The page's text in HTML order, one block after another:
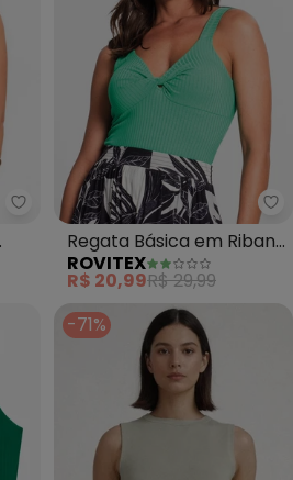
Rovitex - Regata Feminina em
Regata Básica em Ribana
Canelada (Verde)
ROVITEX
R$ 20,99R$ 29,99
-71%